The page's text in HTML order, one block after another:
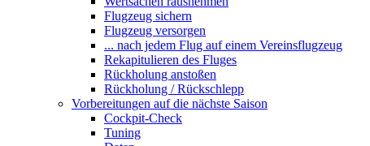
Flugzeug sichern
Flugzeug versorgen
... nach jedem Flug auf einem Vereinsflugzeug
Rekapitulieren des Fluges
Rückholung anstoßen
Rückholung / Rückschlepp
Vorbereitungen auf die nächste Saison
Cockpit-Check
Tuning